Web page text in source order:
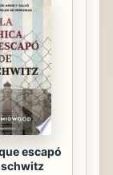
como las
y
pueden
en los
a ...
escapó